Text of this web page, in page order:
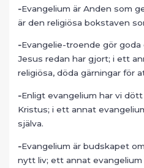
-Evangelium är Anden som
är den religiösa bokstaven
-Evangelie-troende gör goda
Jesus redan har gjort; i ett
religiösa, döda gärningar för
-Enligt evangelium har vi
Kristus; i ett annat
själva.
-Evangelium är budskapet
nytt liv; ett annat